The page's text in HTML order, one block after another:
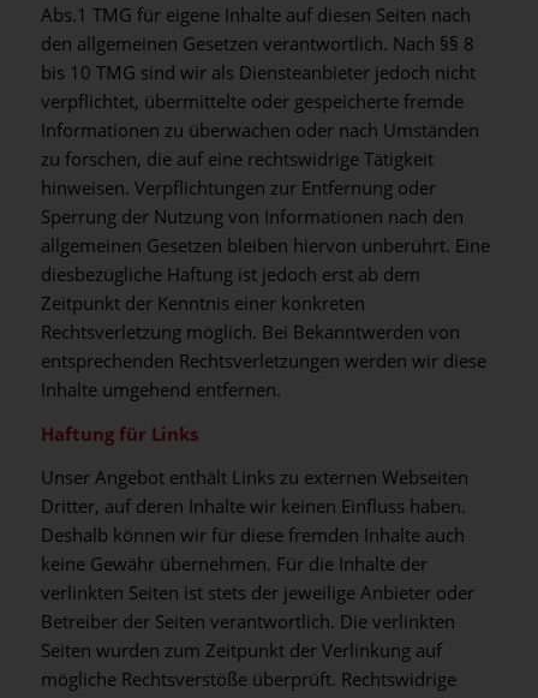
Abs.1 TMG für eigene Inhalte auf diesen Seiten nach
den allgemeinen Gesetzen verantwortlich. Nach §§ 8
bis 10 TMG sind wir als Diensteanbieter jedoch nicht
verpflichtet, übermittelte oder gespeicherte fremde
Informationen zu überwachen oder nach Umständen
zu forschen, die auf eine rechtswidrige Tätigkeit
hinweisen. Verpflichtungen zur Entfernung oder
Sperrung der Nutzung von Informationen nach den
allgemeinen Gesetzen bleiben hiervon unberührt. Eine
diesbezügliche Haftung ist jedoch erst ab dem
Zeitpunkt der Kenntnis einer konkreten
Rechtsverletzung möglich. Bei Bekanntwerden von
entsprechenden Rechtsverletzungen werden wir diese
Inhalte umgehend entfernen.
Haftung für Links
Unser Angebot enthält Links zu externen Webseiten
Dritter, auf deren Inhalte wir keinen Einfluss haben.
Deshalb können wir für diese fremden Inhalte auch
keine Gewähr übernehmen. Für die Inhalte der
verlinkten Seiten ist stets der jeweilige Anbieter oder
Betreiber der Seiten verantwortlich. Die verlinkten
Seiten wurden zum Zeitpunkt der Verlinkung auf
mögliche Rechtsverstöße überprüft. Rechtswidrige